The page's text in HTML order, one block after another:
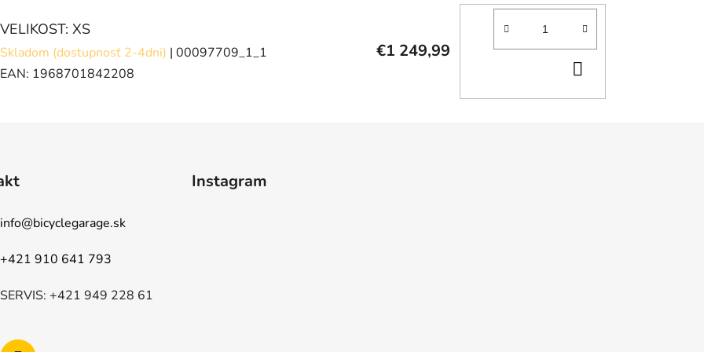
VELIKOST: XS
Skladom (dostupnosť 2-4dni) | 00097709_1_1
EAN: 1968701842208
€1 249,99
KOŠÍKA
info@bicyclegarage.sk
+421 910 641 793
SERVIS: +421 949 228 61
Instagram